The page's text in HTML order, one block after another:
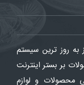
به روز ترین سیستم
بر بستر اینترنت
محصولات و لوازم